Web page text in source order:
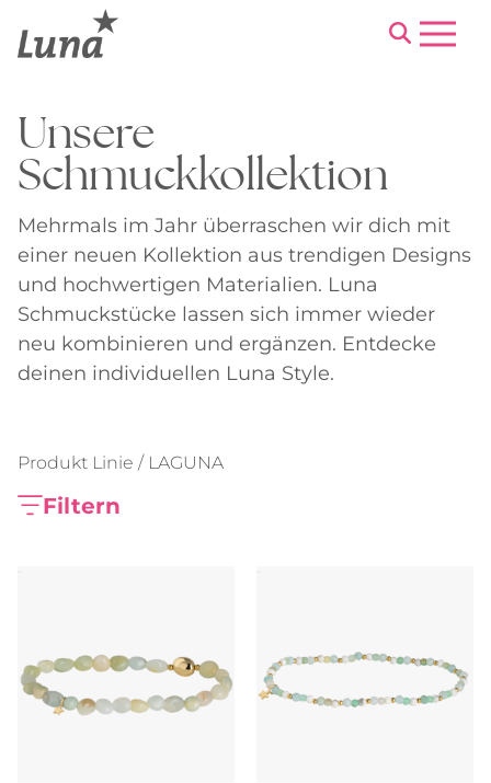
Menu
Unsere
Schmuckkollektion
Mehrmals im Jahr überraschen wir dich mit
einer neuen Kollektion aus trendigen Designs
und hochwertigen Materialien. Luna
Schmuckstücke lassen sich immer wieder
neu kombinieren und ergänzen. Entdecke
deinen individuellen Luna Style.
Produkt Linie / LAGUNA
Filtern